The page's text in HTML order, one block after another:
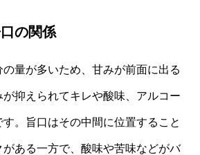
の関係
量が多いため、甘みが前面に出る
抑えられてキレや酸味、アルコー
。旨口はその中間に位置すること
ある一方で、酸味や苦味などがバ